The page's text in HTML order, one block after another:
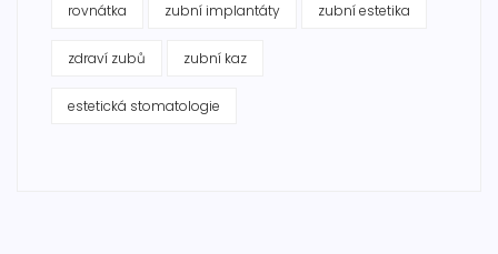
rovnátka zubní implantáty zubní estetika
zdraví zubů zubní kaz
estetická stomatologie